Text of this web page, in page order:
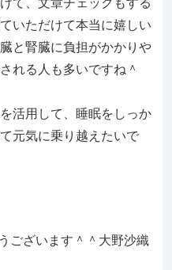
て、文章チェックもする
いただけて本当に嬉しい
と腎臓に負担がかかりや
れる人も多いですね＾
活用して、睡眠をしっか
元気に乗り越えたいで
ございます＾＾大野沙織